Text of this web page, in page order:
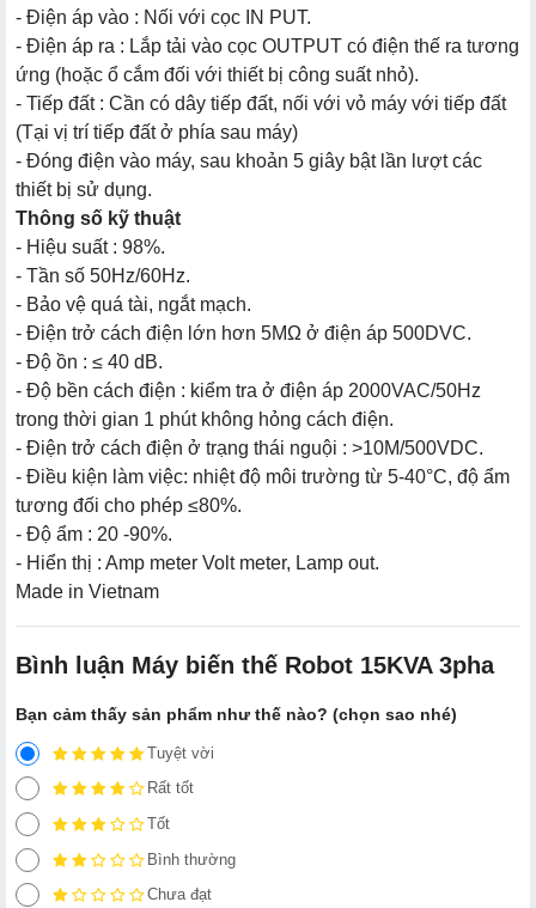
- Điện áp vào : Nối với cọc IN PUT.
- Điện áp ra : Lắp tải vào cọc OUTPUT có điện thế ra tương
ứng (hoặc ổ cắm đối với thiết bị công suất nhỏ).
- Tiếp đất : Cần có dây tiếp đất, nối với vỏ máy với tiếp đất
(Tại vị trí tiếp đất ở phía sau máy)
- Đóng điện vào máy, sau khoản 5 giây bật lần lượt các
thiết bị sử dụng.
Thông số kỹ thuật
- Hiệu suất : 98%.
- Tần số 50Hz/60Hz.
- Bảo vệ quá tài, ngắt mạch.
- Điện trở cách điện lớn hơn 5MΩ ở điện áp 500DVC.
- Độ ồn : ≤ 40 dB.
- Độ bền cách điện : kiểm tra ở điện áp 2000VAC/50Hz
trong thời gian 1 phút không hỏng cách điện.
- Điện trở cách điện ở trạng thái nguội : >10M/500VDC.
- Điều kiện làm việc: nhiệt độ môi trường từ 5-40°C, độ ẩm
tương đối cho phép ≤80%.
- Độ ẩm : 20 -90%.
- Hiển thị : Amp meter Volt meter, Lamp out.
Made in Vietnam
Bình luận Máy biến thế Robot 15KVA 3pha
Bạn cảm thấy sản phẩm như thế nào? (chọn sao nhé)
Tuyệt vời
Rất tốt
Tốt
Bình thường
Chưa đạt